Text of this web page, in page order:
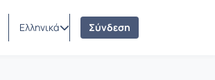
Ελληνικά Σύνδεση